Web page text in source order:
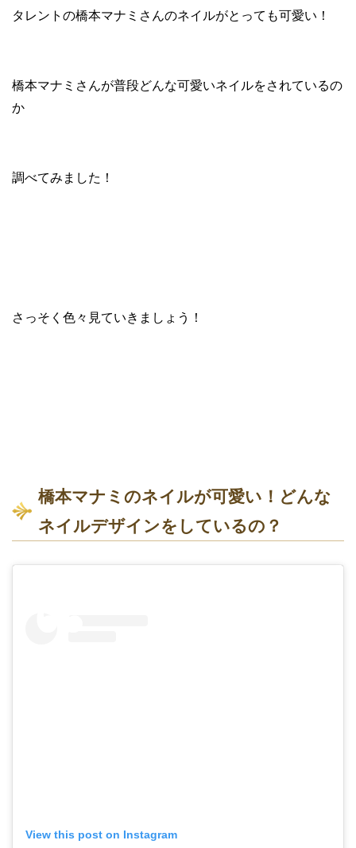
タレントの橋本マナミさんのネイルがとっても可愛い！
橋本マナミさんが普段どんな可愛いネイルをされているの
か
調べてみました！
さっそく色々見ていきましょう！
橋本マナミのネイルが可愛い！どんな
ネイルデザインをしているの？
View this post on Instagram